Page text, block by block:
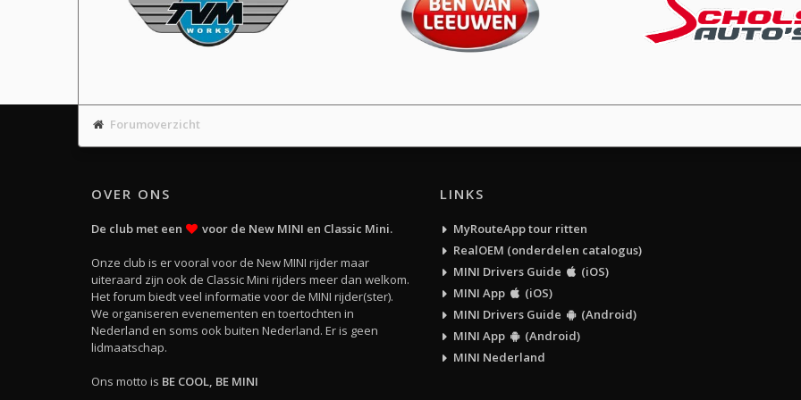
Forumoverzicht
OVER ONS
De club met een voor de New MINI en Classic Mini.
Onze club is er vooral voor de New MINI rijder maar
uiteraard zijn ook de Classic Mini rijders meer dan welkom.
Het forum biedt veel informatie voor de MINI rijder(ster).
We organiseren evenementen en toertochten in
Nederland en soms ook buiten Nederland. Er is geen
lidmaatschap.
Ons motto is BE COOL, BE MINI
LINKS
MyRouteApp tour ritten
RealOEM (onderdelen catalogus)
MINI Drivers Guide
(iOS)
MINI App
(iOS)
MINI Drivers Guide
(Android)
MINI App
(Android)
MINI Nederland